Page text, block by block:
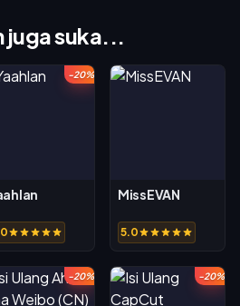
juga suka...
-20%
MissEVAN
5.0
-20% -20%